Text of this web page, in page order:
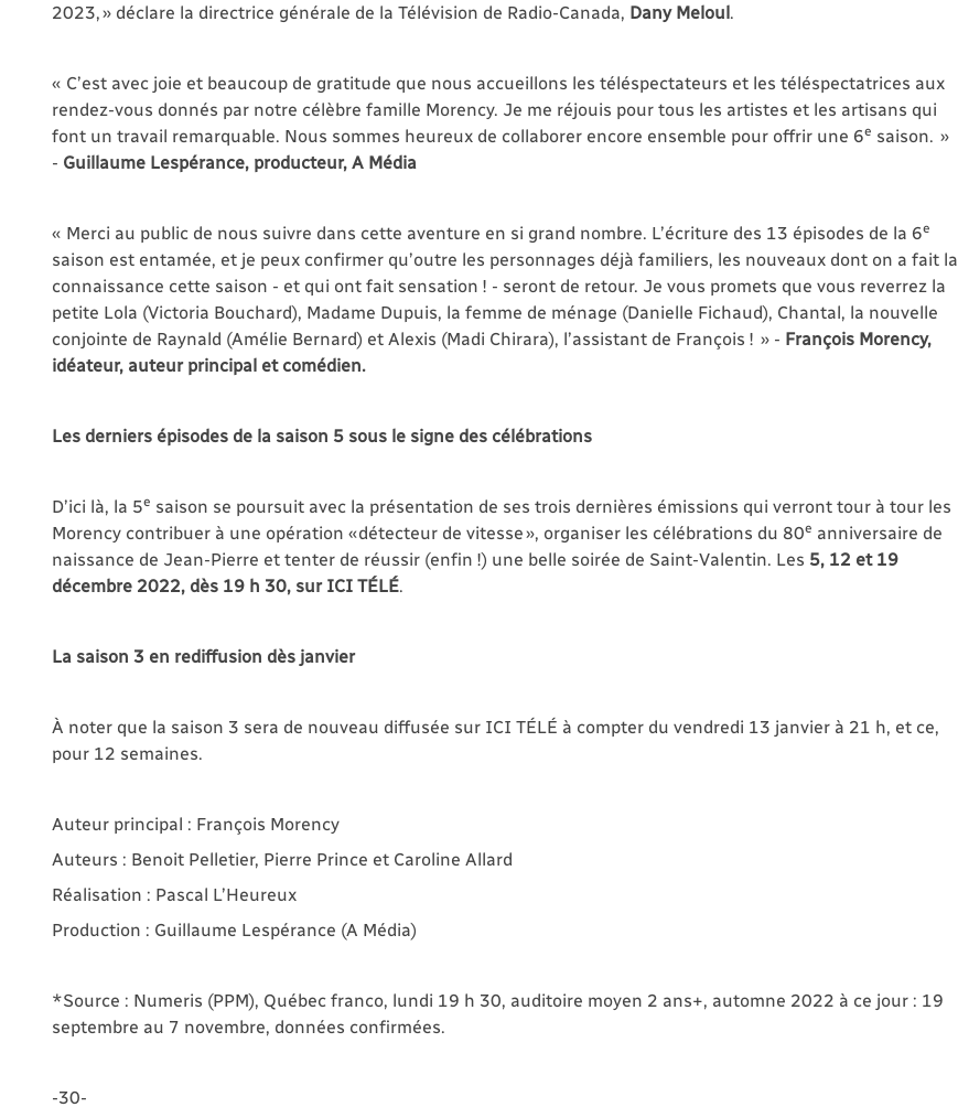
2023, » déclare la directrice générale de la Télévision de Radio-Canada, Dany Meloul.
« C’est avec joie et beaucoup de gratitude que nous accueillons les téléspectateurs et les téléspectatrices aux
rendez-vous donnés par notre célèbre famille Morency. Je me réjouis pour tous les artistes et les artisans qui
font un travail remarquable. Nous sommes heureux de collaborer encore ensemble pour offrir une 6e saison. »
- Guillaume Lespérance, producteur, A Média
« Merci au public de nous suivre dans cette aventure en si grand nombre. L’écriture des 13 épisodes de la 6e
saison est entamée, et je peux confirmer qu’outre les personnages déjà familiers, les nouveaux dont on a fait la
connaissance cette saison - et qui ont fait sensation ! - seront de retour. Je vous promets que vous reverrez la
petite Lola (Victoria Bouchard), Madame Dupuis, la femme de ménage (Danielle Fichaud), Chantal, la nouvelle
conjointe de Raynald (Amélie Bernard) et Alexis (Madi Chirara), l’assistant de François ! » - François Morency,
idéateur, auteur principal et comédien.
Les derniers épisodes de la saison 5 sous le signe des célébrations
D’ici là, la 5e saison se poursuit avec la présentation de ses trois dernières émissions qui verront tour à tour les
Morency contribuer à une opération « détecteur de vitesse », organiser les célébrations du 80e anniversaire de
naissance de Jean-Pierre et tenter de réussir (enfin !) une belle soirée de Saint-Valentin. Les 5, 12 et 19
décembre 2022, dès 19 h 30, sur ICI TÉLÉ.
La saison 3 en rediffusion dès janvier
À noter que la saison 3 sera de nouveau diffusée sur ICI TÉLÉ à compter du vendredi 13 janvier à 21 h, et ce,
pour 12 semaines.
Auteur principal : François Morency
Auteurs : Benoit Pelletier, Pierre Prince et Caroline Allard
Réalisation : Pascal L’Heureux
Production : Guillaume Lespérance (A Média)
*Source : Numeris (PPM), Québec franco, lundi 19 h 30, auditoire moyen 2 ans+, automne 2022 à ce jour : 19
septembre au 7 novembre, données confirmées.
-30-